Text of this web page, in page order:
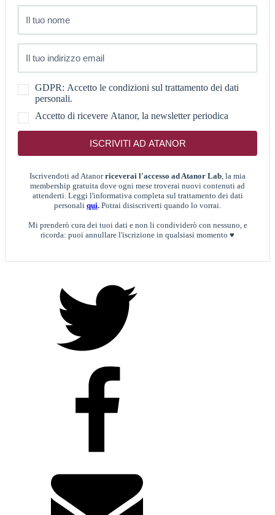
GDPR: Accetto le condizioni sul trattamento dei dati
personali.
Accetto di ricevere Atanor, la newsletter periodica
ISCRIVITI AD ATANOR
Iscrivendoti ad Atanorriceverai l'accesso ad Atanor Lab , la mia
membership gratuita dove ogni mese troverai nuovi contenuti ad
attenderti. Leggi l'informativa completa sul trattamento dei dati
personali qui. Potrai disiscriverti quando lo vorrai.
Mi prenderò cura dei tuoi dati e non li condividerò con nessuno, e
ricorda: puoi annullare l'iscrizione in qualsiasi momento ♥